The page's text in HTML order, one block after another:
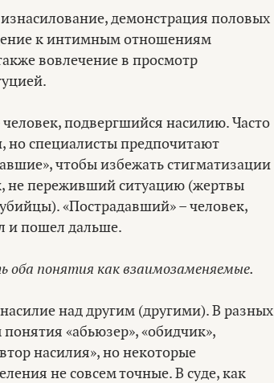
изнасилование, демонстрация половых
к интимным отношениям
вовлечение в просмотр
человек, подвергшийся насилию. Часто
специалисты предпочитают
чтобы избежать стигматизации
не переживший ситуацию (жертвы
«Пострадавший» – человек,
и пошел дальше.
оба понятия как взаимозаменяемые.
над другим (другими). В разных
«абьюзер», «обидчик»,
насилия», но некоторые
не совсем точные. В суде, как